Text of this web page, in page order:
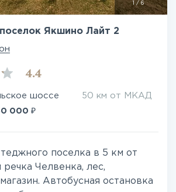
1 /6
Якшино Лайт 2
4.4
шоссе 50 км от МКАД
000 ₽
поселка в 5 км от
Челвенка, лес,
Автобусная остановка